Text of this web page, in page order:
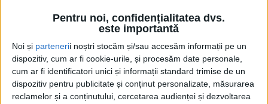
Pentru noi, confidențialitatea dvs.
este importantă
Noi și partenerii noștri stocăm și/sau accesăm informații pe un
dispozitiv, cum ar fi cookie-urile, și procesăm date personale,
cum ar fi identificatori unici și informații standard trimise de un
dispozitiv pentru publicitate și conținut personalizate, măsurarea
reclamelor și a conținutului, cercetarea audienței și dezvoltarea
concentrați mai mult de 5
minute
15 OCTOMBRIE, 2024